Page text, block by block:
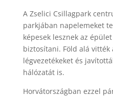
A Zselici Csillagpark
parkjában napelemeket
képesek lesznek az
biztosítani. Föld alá vitték
légvezetékeket és
hálózatát is.
Horvátországban ezzel